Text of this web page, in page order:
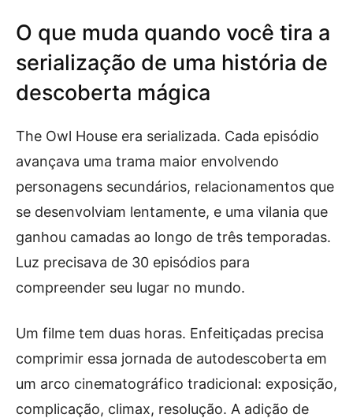
O que muda quando você tira a
serialização de uma história de
descoberta mágica
The Owl House era serializada. Cada episódio
avançava uma trama maior envolvendo
personagens secundários, relacionamentos que
se desenvolviam lentamente, e uma vilania que
ganhou camadas ao longo de três temporadas.
Luz precisava de 30 episódios para
compreender seu lugar no mundo.
Um filme tem duas horas. Enfeitiçadas precisa
comprimir essa jornada de autodescoberta em
um arco cinematográfico tradicional: exposição,
complicação, climax, resolução. A adição de